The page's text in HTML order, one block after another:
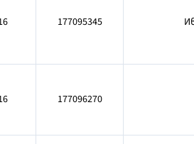
177095345
177096270